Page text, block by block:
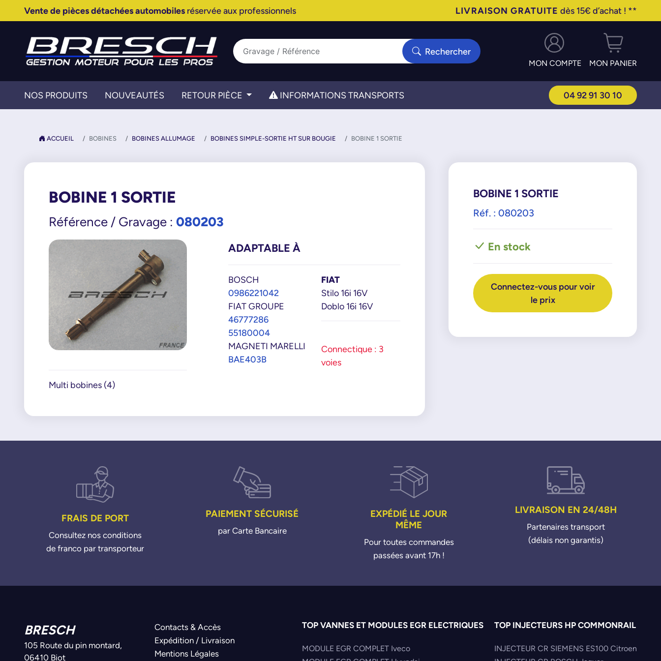
Vente de pièces détachées automobilesréservée aux professionnels LIVRAISON GRATUITE dès 15€ d’achat ! **
Rechercher
MON COMPTE MON PANIER
NOS PRODUITS NOUVEAUTÉS RETOUR PIÈCE INFORMATIONS TRANSPORTS 04 92 91 30 10
ACCUEIL BOBINES BOBINES ALLUMAGE BOBINES SIMPLE-SORTIE HT SUR BOUGIE BOBINE 1 SORTIE
BOBINE 1 SORTIE
Référence / Gravage : 080203
Multi bobines (4)
ADAPTABLE À
BOSCH
0986221042
FIAT GROUPE
46777286
55180004
MAGNETI MARELLI
BAE403B
FIAT
Stilo 16i 16V
Doblo 16i 16V
Connectique : 3
voies
BOBINE 1 SORTIE
Réf. : 080203
En stock
Connectez-vous pour voir
le prix
FRAIS DE PORT
Consultez nos conditions
de franco par transporteur
PAIEMENT SÉCURISÉ
par Carte Bancaire
EXPÉDIÉ LE JOUR
MÊME
Pour toutes commandes
passées avant 17h !
LIVRAISON EN 24/48H
Partenaires transport
(délais non garantis)
BRESCH
105 Route du pin montard,
06410 Biot
Contacts & Accès
Expédition / Livraison
Mentions Légales
TOP VANNES ET MODULES EGR ELECTRIQUES
MODULE EGR COMPLET Iveco
TOP INJECTEURS HP COMMONRAIL
INJECTEUR CR SIEMENS ES100 Citroen